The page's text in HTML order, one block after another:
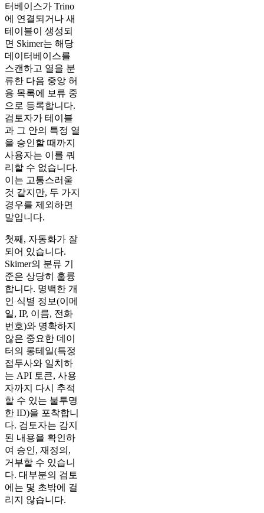
터베이스가 Trino
에 연결되거나 새
테이블이 생성되
면 Skimer는 해당
데이터베이스를
스캔하고 열을 분
류한 다음 중앙 허
용 목록에 보류 중
으로 등록합니다.
검토자가 테이블
과 그 안의 특정 열
을 승인할 때까지
사용자는 이를 쿼
리할 수 없습니다.
이는 고통스러울
것 같지만, 두 가지
경우를 제외하면
말입니다.
첫째, 자동화가 잘
되어 있습니다.
Skimer의 분류 기
준은 상당히 훌륭
합니다. 명백한 개
인 식별 정보(이메
일, IP, 이름, 전화
번호)와 명확하지
않은 중요한 데이
터의 롱테일(특정
접두사와 일치하
는 API 토큰, 사용
자까지 다시 추적
할 수 있는 불투명
한 ID)을 포착합니
다. 검토자는 감지
된 내용을 확인하
여 승인, 재정의,
거부할 수 있습니
다. 대부분의 검토
에는 몇 초밖에 걸
리지 않습니다.